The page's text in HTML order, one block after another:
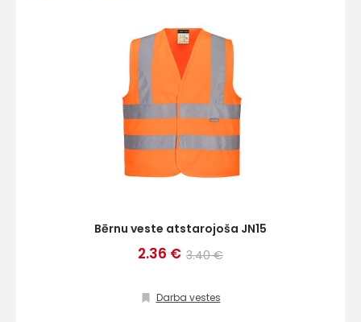
Bērnu veste atstarojoša JN15
2.36 € 3.40 €
Darba vestes